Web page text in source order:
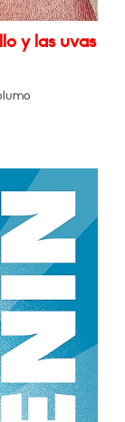
y las uvas